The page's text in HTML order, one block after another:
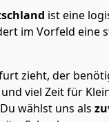
ist eine
im Vorfeld eine
zieht, der
viel Zeit für
wählst uns als